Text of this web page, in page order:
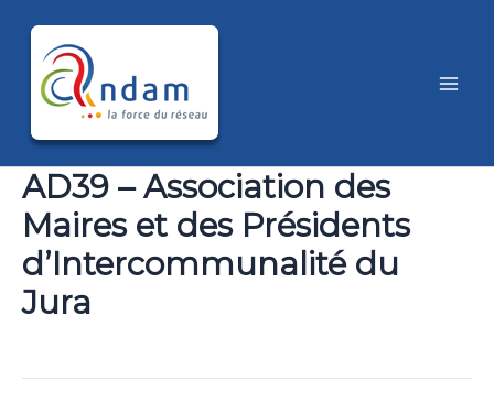
contenu
AD39 – Association des
Maires et des Présidents
d’Intercommunalité du
Jura